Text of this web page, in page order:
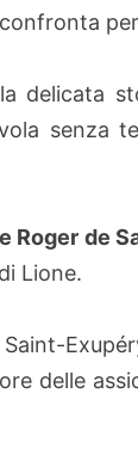
delicata
senza
Roger de
Lione.
delle